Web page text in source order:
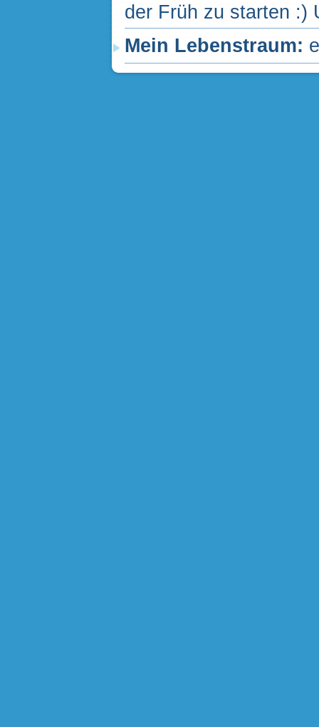
der Früh zu starten :)
Mein Lebenstraum: